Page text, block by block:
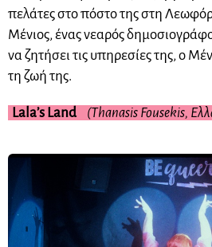
πελάτες στο πόστο της στη
Μένιος, ένας νεαρός
να ζητήσει τις υπηρεσίες της, ο
τη ζωή της.
Lala’s Land (Thanasis Fousekis,